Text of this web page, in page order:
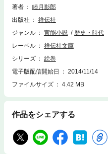
著者
睦月影郎
出版社
祥伝社
ジャンル
官能小説
歴史・時代
レーベル
祥伝社文庫
シリーズ
絵巻
電子版配信開始日
2014/11/14
ファイルサイズ
4.42 MB
作品をシェアする